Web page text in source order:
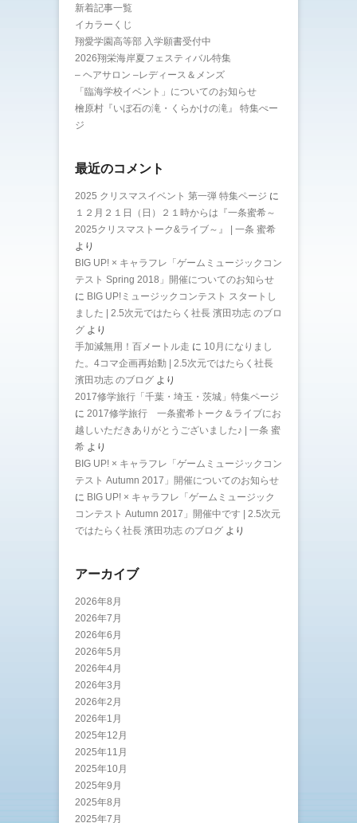
新着記事一覧
イカラーくじ
翔愛学園高等部 入学願書受付中
2026翔栄海岸夏フェスティバル特集
– ヘアサロン –レディース＆メンズ
「臨海学校イベント」についてのお知らせ
檜原村『いぼ石の滝・くらかけの滝』 特集ぺー
ジ
最近のコメント
2025 クリスマスイベント 第一弾 特集ページ に
１２月２１日（日）２１時からは『一条蜜希～
2025クリスマストーク&ライブ～』 | 一条 蜜希
より
BIG UP! × キャラフレ「ゲームミュージックコン
テスト Spring 2018」開催についてのお知らせ
に BIG UP!ミュージックコンテスト スタートし
ました | 2.5次元ではたらく社長 濱田功志 のブロ
グ より
手加減無用！百メートル走 に 10月になりまし
た。4コマ企画再始動 | 2.5次元ではたらく社長
濱田功志 のブログ より
2017修学旅行「千葉・埼玉・茨城」特集ページ
に 2017修学旅行 一条蜜希トーク＆ライブにお
越しいただきありがとうございました♪ | 一条 蜜
希 より
BIG UP! × キャラフレ「ゲームミュージックコン
テスト Autumn 2017」開催についてのお知らせ
に BIG UP! × キャラフレ「ゲームミュージック
コンテスト Autumn 2017」開催中です | 2.5次元
ではたらく社長 濱田功志 のブログ より
アーカイブ
2026年8月
2026年7月
2026年6月
2026年5月
2026年4月
2026年3月
2026年2月
2026年1月
2025年12月
2025年11月
2025年10月
2025年9月
2025年8月
2025年7月